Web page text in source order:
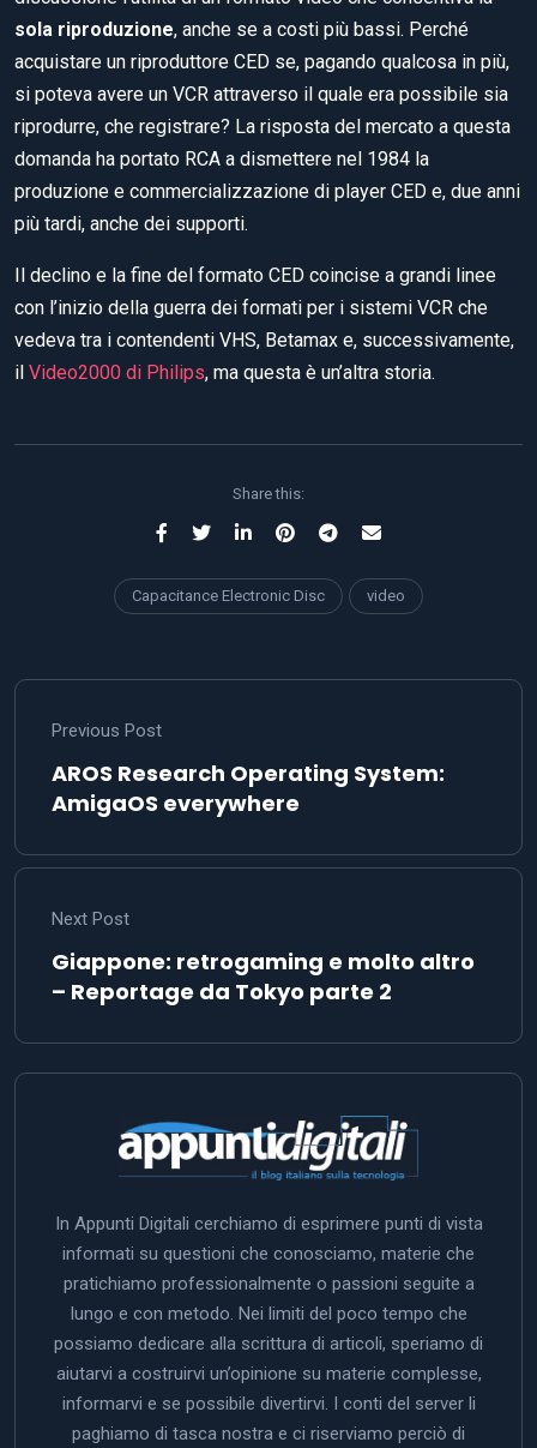
sola riproduzione, anche se a costi più bassi. Perché
acquistare un riproduttore CED se, pagando qualcosa in più,
si poteva avere un VCR attraverso il quale era possibile sia
riprodurre, che registrare? La risposta del mercato a questa
domanda ha portato RCA a dismettere nel 1984 la
produzione e commercializzazione di player CED e, due anni
più tardi, anche dei supporti.
Il declino e la fine del formato CED coincise a grandi linee
con l’inizio della guerra dei formati per i sistemi VCR che
vedeva tra i contendenti VHS, Betamax e, successivamente,
il Video2000 di Philips, ma questa è un’altra storia.
Share this:
Capacitance Electronic Disc video
Previous Post
AROS Research Operating System:
AmigaOS everywhere
Next Post
Giappone: retrogaming e molto altro
– Reportage da Tokyo parte 2
In Appunti Digitali cerchiamo di esprimere punti di vista
informati su questioni che conosciamo, materie che
pratichiamo professionalmente o passioni seguite a
lungo e con metodo. Nei limiti del poco tempo che
possiamo dedicare alla scrittura di articoli, speriamo di
aiutarvi a costruirvi un’opinione su materie complesse,
informarvi e se possibile divertirvi. I conti del server li
paghiamo di tasca nostra e ci riserviamo perciò di